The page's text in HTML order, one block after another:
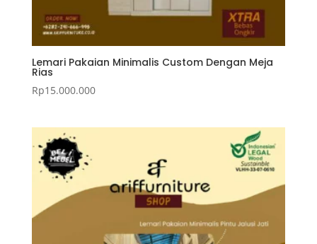
Lemari Pakaian Minimalis Custom Dengan Meja
Rias
Rp15.000.000